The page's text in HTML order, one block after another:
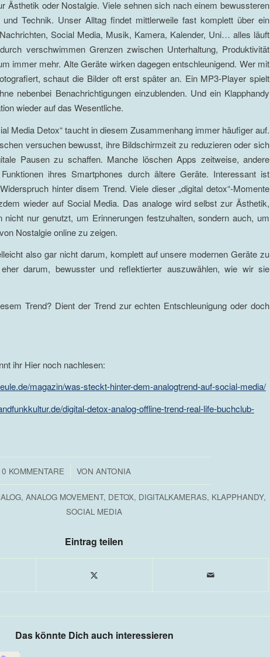
Ästhetik oder Nostalgie. Viele sehnen sich nach einem bewussteren
Technik. Unser Alltag findet mittlerweile fast komplett über ein
Social Media, Musik, Kamera, Kalender, Uni… alles läuft
verschwimmen Grenzen zwischen Unterhaltung, Produktivität
immer mehr. Alte Geräte wirken dagegen entschleunigend. Wer mit
schaut die Bilder oft erst später an. Ein MP3-Player spielt
nebenbei Benachrichtigungen einzublenden. Und ein Klapphandy
wieder auf das Wesentliche.
Media Detox“ taucht in diesem Zusammenhang immer häufiger auf.
versuchen bewusst, ihre Bildschirmzeit zu reduzieren oder sich
Pausen zu schaffen. Manche löschen Apps zeitweise, andere
ihres Smartphones durch ältere Geräte. Interessant ist
hinter disem Trend. Viele dieser „digital detox“-Momente
wieder auf Social Media. Das analoge wird selbst zur Ästhetik,
nicht nur genutzt, um Erinnerungen festzuhalten, sondern auch, um
Nostalgie online zu zeigen.
also gar nicht darum, komplett auf unsere modernen Geräte zu
darum, bewusster und reflektierter auszuwählen, wie wir sie
Trend? Dient der Trend zur echten Entschleunigung oder doch
ihr Hier noch nachlesen:
magazin/was-steckt-hinter-dem-analogtrend-auf-social-media/
digital-detox-analog-offline-trend-real-life-buchclub-
0 KOMMENTARE
/ VON ANTONIA
, ANALOG MOVEMENT, DETOX, DIGITALKAMERAS, KLAPPHANDY,
SOCIAL MEDIA
Eintrag teilen
Das könnte Dich auch interessieren